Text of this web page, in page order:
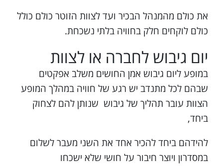
את כולם מהמנהל הבכיר ועד לצוות הזוטר כולם כולל
כולם לוקחים חלק בחוויה בלתי נשכחת.
יום גיבוש לחברה או לצוות
במופע ליום גיבוש אמן החושים משלב אפקטים
שבהם לכל מתנדב יש רגע של חוויה במהלך המופע
הצוות עובר תהליך של גיבוש שנותן להם לצחוק
ביחד,
להידהם ביחד להכיר אחד את השני מעבר לשלום
במסדרון ויוצר חיבור על חושי שלא ישכחו